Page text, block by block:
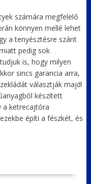
számára megfelelő
könnyen mellé lehet
a tenyésztésre szánt
pedig sok
is, hogy milyen
sincs garancia arra,
választják majd!
készített
a ketrecajtóra
építi a fészkét, és